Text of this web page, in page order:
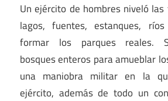
Un ejército de hombres niveló
lagos, fuentes, estanques,
formar los parques reales.
bosques enteros para amueblar
una maniobra militar en la
ejército, además de todo un